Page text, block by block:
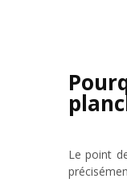
Le point